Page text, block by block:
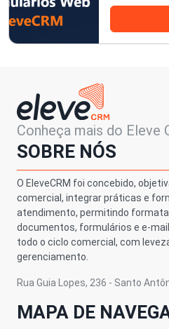
Conheça mais do Eleve
SOBRE NÓS
O EleveCRM foi concebido,
comercial, integrar práticas e
atendimento, permitindo
documentos, formulários e e-
todo o ciclo comercial, com
gerenciamento.
Rua Guia Lopes, 236 - Santo
MAPA DE